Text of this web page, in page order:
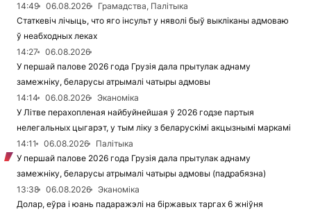
14:49
06.08.2026
Грамадства, Палітыка
Статкевіч лічыць, что яго інсульт у няволі быў выкліканы адмоваю
ў неабходных леках
14:27
06.08.2026
У першай палове 2026 года Грузія дала прытулак аднаму
замежніку, беларусы атрымалі чатыры адмовы
14:14
06.08.2026
Эканоміка
У Літве перахопленая найбуйнейшая ў 2026 годзе партыя
нелегальных цыгарэт, у тым ліку з беларускімі акцызнымі маркамі
14:11
06.08.2026
Палітыка
У першай палове 2026 года Грузія дала прытулак аднаму
замежніку, беларусы атрымалі чатыры адмовы (падрабязна)
13:38
06.08.2026
Эканоміка
Долар, еўра і юань падаражэлі на біржавых таргах 6 жніўня